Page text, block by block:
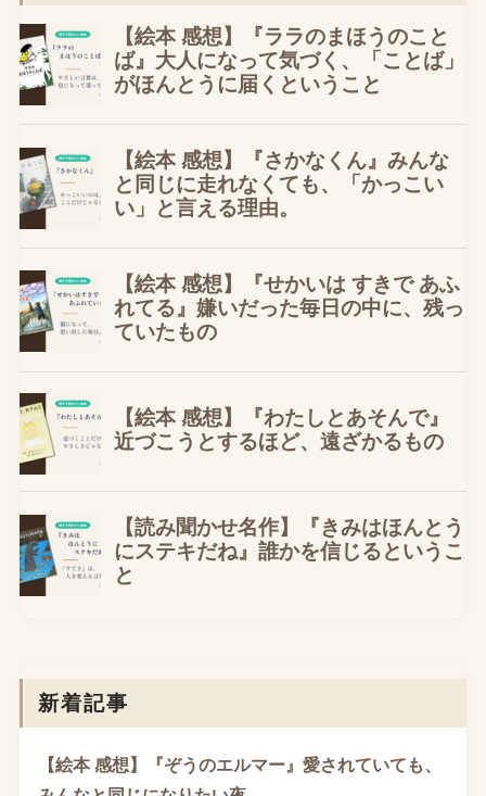
新着記事
【絵本 感想】『ぞうのエルマー』愛されていても、